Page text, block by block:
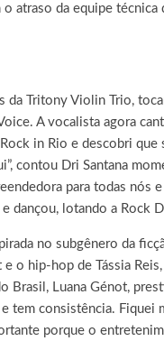
atraso da equipe
Tritony Violin Trio,
A vocalista agora
in Rio e descobri
contou Dri Santana
para todas nós
dançou, lotando a
no subgênero da
o hip-hop de Tássia
Luana Génot,
consistência. Fiquei
porque o